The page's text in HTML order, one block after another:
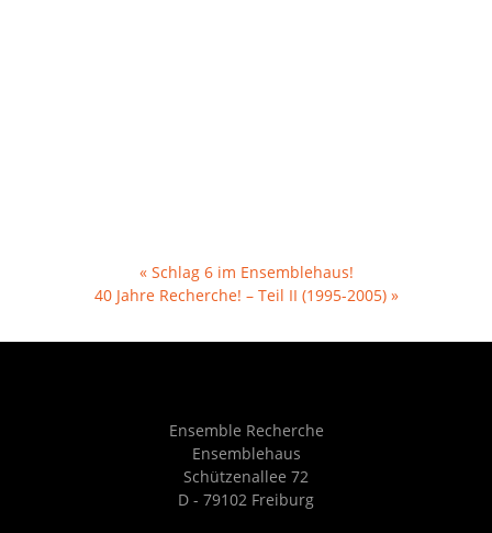
«Schlag 6 im Ensemblehaus!
40 Jahre Recherche! – Teil II (1995-2005) »
Ensemble Recherche
Ensemblehaus
Schützenallee 72
D - 79102 Freiburg